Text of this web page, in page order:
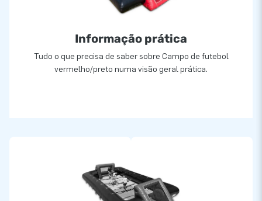
Informação prática
Tudo o que precisa de saber sobre Campo de futebol
vermelho/preto numa visão geral prática.